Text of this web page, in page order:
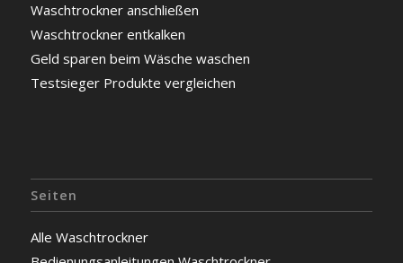
Waschtrockner anschließen
Waschtrockner entkalken
Geld sparen beim Wäsche waschen
Testsieger Produkte vergleichen
Seiten
Alle Waschtrockner